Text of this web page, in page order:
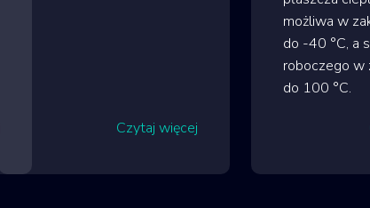
Czytaj więcej
możliwa w
do -40 °C, a
roboczego w
do 100 °C.